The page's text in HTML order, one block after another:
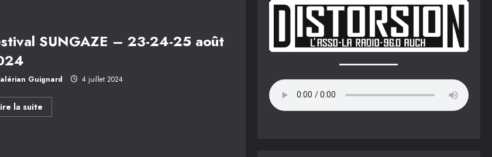
SUNGAZE – 23-24-25 août
Guignard 4 juillet 2024
la suiteEn
savoir